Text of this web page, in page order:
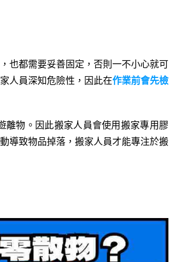
也都需要妥善固定，否則一不小心就可
人員深知危險性，因此在作業前會先檢
離物。因此搬家人員會使用搬家專用膠
導致物品掉落，搬家人員才能專注於搬